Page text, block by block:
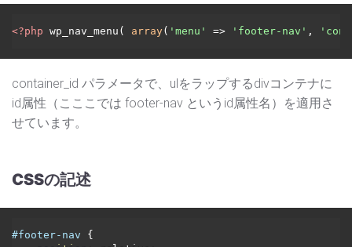
<?php wp_nav_menu( array( 'menu' => 'footer-nav' ,
container_id パラメータで、ulをラップするdivコンテナに
id属性（こここでは footer-nav というid属性名）を適用さ
せています。
CSSの記述
#footer-nav {